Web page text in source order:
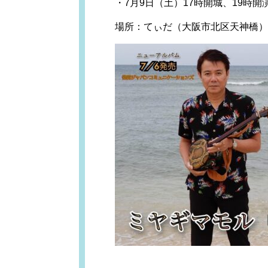
・7月9日（土）17時開城、19時開
場所：てぃだ（大阪市北区天神橋）